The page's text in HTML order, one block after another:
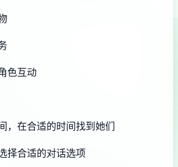
色互动
，在合适的时间找到她们
择合适的对话选项